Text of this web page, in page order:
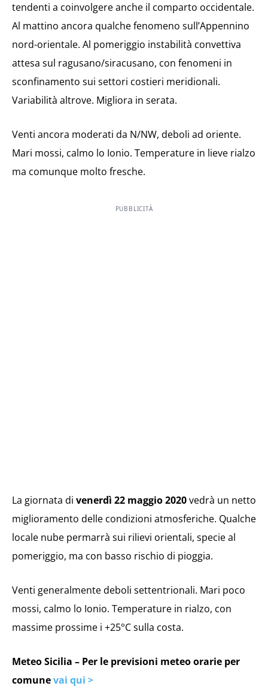
tendenti a coinvolgere anche il comparto occidentale.
Al mattino ancora qualche fenomeno sull’Appennino
nord-orientale. Al pomeriggio instabilità convettiva
attesa sul ragusano/siracusano, con fenomeni in
sconfinamento sui settori costieri meridionali.
Variabilità altrove. Migliora in serata.
Venti ancora moderati da N/NW, deboli ad oriente.
Mari mossi, calmo lo Ionio. Temperature in lieve rialzo
ma comunque molto fresche.
PUBBLICITÀ
La giornata di venerdì 22 maggio 2020vedrà un netto
miglioramento delle condizioni atmosferiche. Qualche
locale nube permarrà sui rilievi orientali, specie al
pomeriggio, ma con basso rischio di pioggia.
Venti generalmente deboli settentrionali. Mari poco
mossi, calmo lo Ionio. Temperature in rialzo, con
massime prossime i +25°C sulla costa.
Meteo Sicilia – Per le previsioni meteo orarie per
comunevai qui >